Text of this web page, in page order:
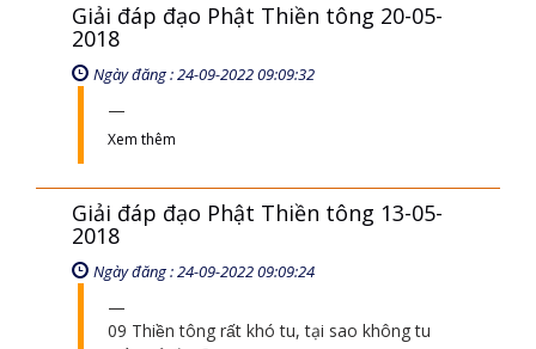
Giải đáp đạo Phật Thiền tông 20-05-
2018
Ngày đăng : 24-09-2022 09:09:32
Xem thêm
Giải đáp đạo Phật Thiền tông 13-05-
2018
Ngày đăng : 24-09-2022 09:09:24
09 Thiền tông rất khó tu, tại sao không tu